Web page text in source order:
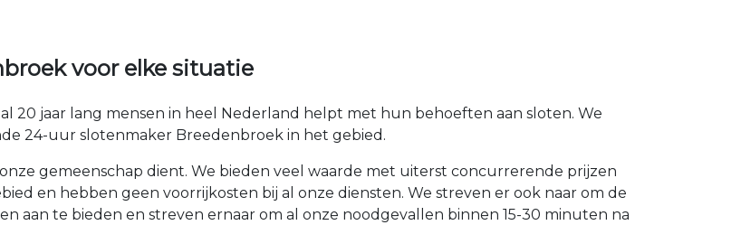
voor elke situatie
20 jaar lang mensen in heel Nederland helpt met hun behoeften aan sloten. We
24-uur slotenmaker Breedenbroek in het gebied.
gemeenschap dient. We bieden veel waarde met uiterst concurrerende prijzen
en hebben geen voorrijkosten bij al onze diensten. We streven er ook naar om de
aan te bieden en streven ernaar om al onze noodgevallen binnen 15-30 minuten na